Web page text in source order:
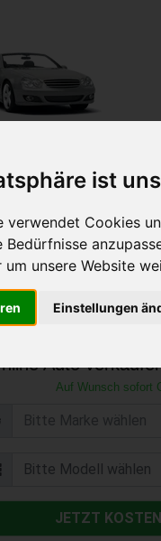
ist
verwendet Cookies
Bedürfnisse
um unsere Website
Einstellungen
Autoankauf in
Auto
Auf Wunsch sofort
JETZT